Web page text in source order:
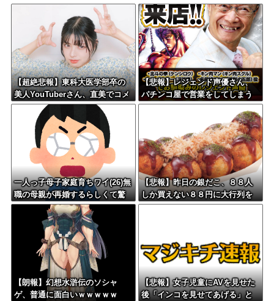
【超絶悲報】東科大医学部卒の
美人YouTuberさん、直美でコメ
ント欄が炎上してしまう…
【悲報】レジェンド声優さん、
パチンコ屋で営業をしてしまう
一人っ子母子家庭育ちワイ(26)無
職の母親が再婚するらしくて驚
愕
【悲報】昨日の銀だこ、８８人
しか買えない８８円に大行列を
なす都民コチラ・・・
【朗報】幻想水滸伝のソシャ
ゲ、普通に面白いｗｗｗｗｗ
【悲報】女子児童にAVを見せた
後「インコを見せてあげる」と